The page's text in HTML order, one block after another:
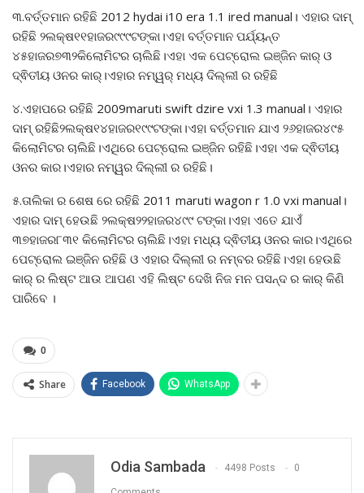
୩.ବର୍ତ୍ତମାନ ରହିଛି 2012 hydai i10 era 1.1 ired manual। ଏହାର ଦାମ୍
ରହିଛି ୨ଲକ୍ଷ୧୧ହାଜର୯୯୯ଟଙ୍କା।ଏହା ବର୍ତ୍ତମାନ ପର୍ଯ୍ୟନ୍ତ
୪୫ହାଜର୭୩୨କିଲୋମିଟର ଚାଲିଛି।ଏହା ଏକ ପେଟ୍ରୋଲ ଇଞ୍ଜିନ କାର୍ ଓ
ଦ୍ଵିତୀୟ ଓନର କାର୍।ଏହାର ନମ୍ୱର୍ ମଧ୍ୟ ଦିଲ୍ଲୀ ର ରହିଛି
୪.ଏହାପରେ ରହିଛି 2009maruti swift dzire vxi 1.3 manual। ଏହାର
ଦାମ୍ ରହିଛି୨ଲକ୍ଷ୧୪ହାଜର୧୯୯ଟଙ୍କା।ଏହା ବର୍ତ୍ତମାନ ଯାଏ ୨୬ହାଜର୪୯୫
କିଲୋମିଟର ଚାଲିଛି।ଏଥିରେ ପେଟ୍ରୋଲ ଇଞ୍ଜିନ ରହିଛି।ଏହା ଏକ ଦ୍ଵିତୀୟ
ଓନର କାର।ଏହାର ନମ୍ୱର ଦିଲ୍ଲୀ ର ରହିଛି।
୫.ତାଲିକା ର ଶେଷ ରେ ରହିଛି 2011 maruti wagon r 1.0 vxi manual।
ଏହାର ଦାମ୍ ହେଉଛି ୨ଲକ୍ଷ୨୨ହାଜର୪୯୯ ଟଙ୍କା।ଏହା ଏତେ ଯାଏଁ
୩୭ହାଜର୮୩୧ କିଲୋମିଟର ଚାଲିଛି।ଏହା ମଧ୍ୟ ଦ୍ଵିତୀୟ ଓନର କାର।ଏଥିରେ
ପେଟ୍ରୋଲ ଇଞ୍ଜିନ ରହିଛି ଓ ଏହାର ଦିଲ୍ଲୀ ର ନମ୍ବର ରହିଛି।ଏହା ହେଉଛି
କାର୍ ର ଲିଷ୍ଟ ଆଉ ଆପଣ ଏହି ଲିଷ୍ଟ ଦେଖି ନିଜ ମନ ପସନ୍ଦ ର କାର୍ କିଣି
ପାରିବେ ।
0
Share Facebook WhatsApp
Odia Sambada 4498 Posts 0